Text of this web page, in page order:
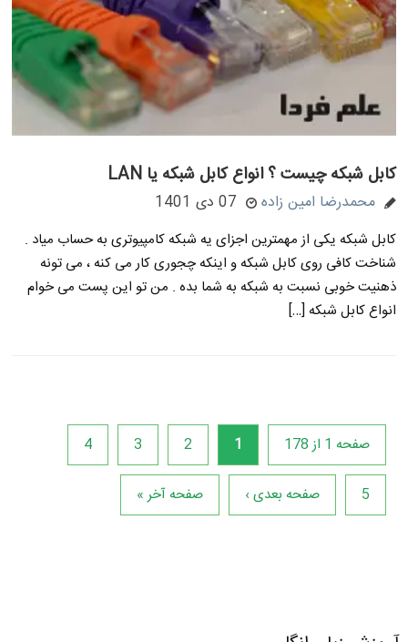
کابل شبکه چیست ؟ انواع کابل شبکه یا LAN
محمدرضا امین زاده 07 دی 1401
کابل شبکه یکی از مهمترین اجزای یه شبکه کامپیوتری به حساب میاد .
شناخت کافی روی کابل شبکه و اینکه چجوری کار می کنه ، می تونه
ذهنیت خوبی نسبت به شبکه به شما بده . من تو این پست می خوام
انواع کابل شبکه […]
صفحه 1 از 178 1
2
3
4
5 صفحه بعدی › صفحه آخر »